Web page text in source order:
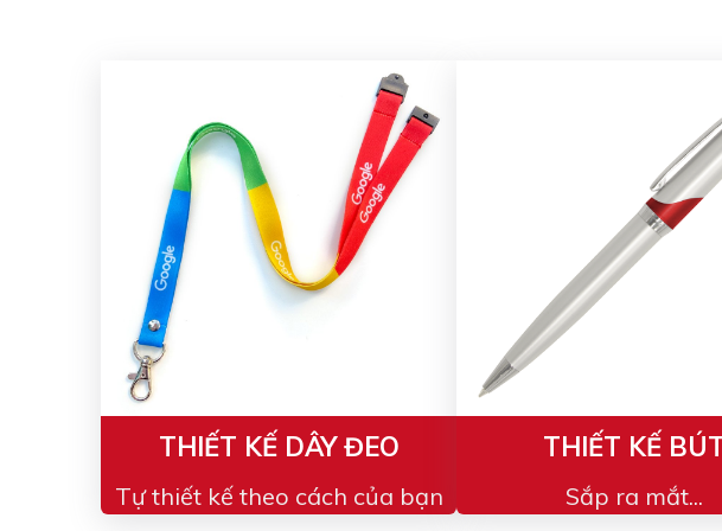
THIẾT KẾ DÂY ĐEO
Tự thiết kế theo cách của bạn
THIẾT KẾ
Sắp ra mắt...